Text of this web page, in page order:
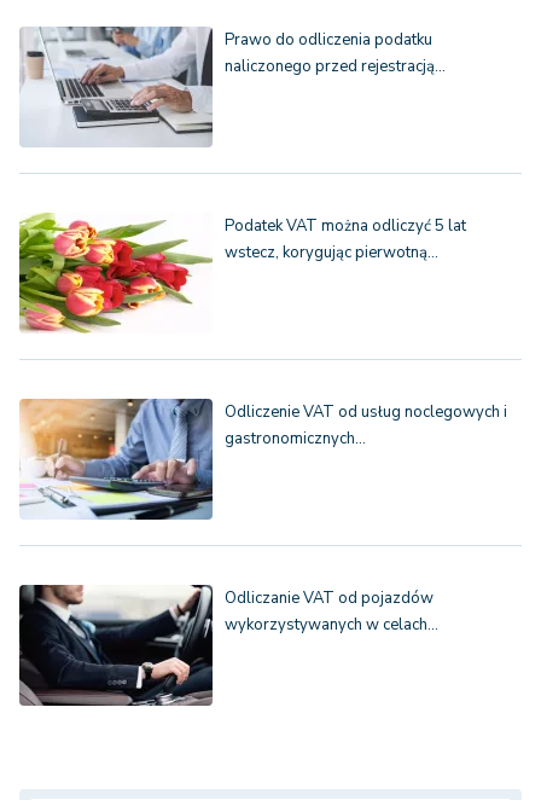
Prawo do odliczenia podatku
naliczonego przed rejestracją…
Podatek VAT można odliczyć 5 lat
wstecz, korygując pierwotną…
Odliczenie VAT od usług noclegowych i
gastronomicznych…
Odliczanie VAT od pojazdów
wykorzystywanych w celach…